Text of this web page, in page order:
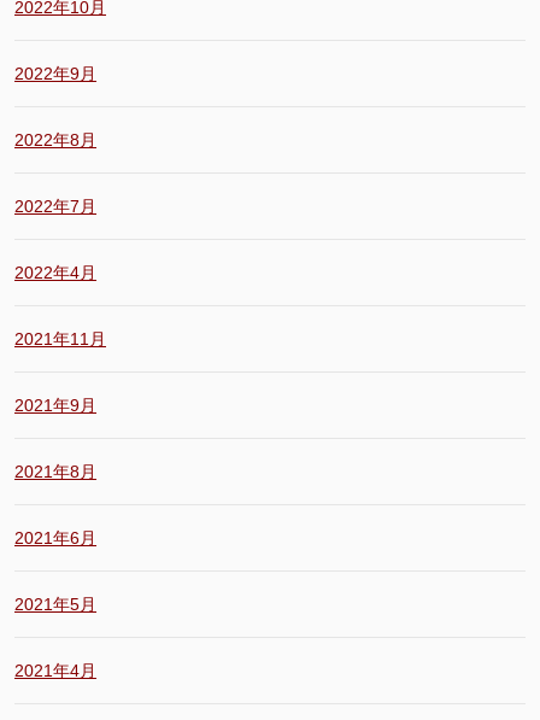
2022年10月
2022年9月
2022年8月
2022年7月
2022年4月
2021年11月
2021年9月
2021年8月
2021年6月
2021年5月
2021年4月